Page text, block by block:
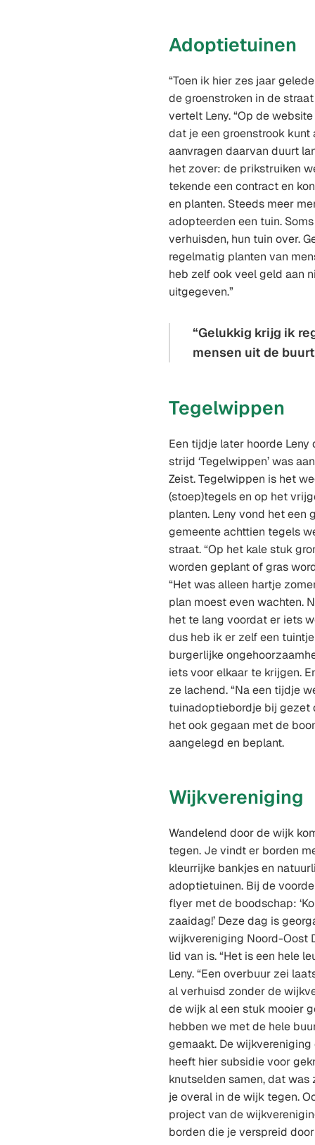
Adoptietuinen
“Toen ik hier zes jaar
de groenstroken in de
vertelt Leny. “Op de
dat je een groenstrook kunt
aanvragen daarvan duurt
het zover: de prikstruiken
tekende een contract en
en planten. Steeds meer
adopteerden een tuin.
verhuisden, hun tuin over.
regelmatig planten van
heb zelf ook veel geld aan
uitgegeven.”
Gelukkig krijg ik
mensen uit de
Tegelwippen
Een tijdje later hoorde
strijd ‘Tegelwippen’ was
Zeist. Tegelwippen is het
(stoep)tegels en op het
planten. Leny vond het een
gemeente achttien tegels
straat. “Op het kale stuk
worden geplant of gras
“Het was alleen hartje
plan moest even wachten.
het te lang voordat er iets
dus heb ik er zelf een
burgerlijke
iets voor elkaar te krijgen.
ze lachend. “Na een tijdje
tuinadoptiebordje bij gezet
het ook gegaan met de
aangelegd en beplant.
Wijkvereniging
Wandelend door de wijk
tegen. Je vindt er borden
kleurrijke bankjes en
adoptietuinen. Bij de
flyer met de boodschap:
zaaidag!’ Deze dag is
wijkvereniging Noord-Oost
lid van is. “Het is een hele
Leny. “Een overbuur zei
al verhuisd zonder de
de wijk al een stuk mooier
hebben we met de hele
gemaakt. De
heeft hier subsidie voor
knutselden samen, dat was
je overal in de wijk tegen.
project van de
borden die je verspreid